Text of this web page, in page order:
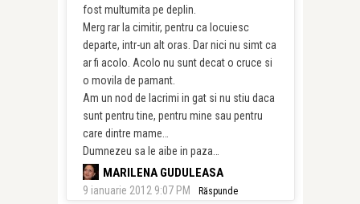
fost multumita pe deplin.
Merg rar la cimitir, pentru ca locuiesc
departe, intr-un alt oras. Dar nici nu simt ca
ar fi acolo. Acolo nu sunt decat o cruce si
o movila de pamant.
Am un nod de lacrimi in gat si nu stiu daca
sunt pentru tine, pentru mine sau pentru
care dintre mame…
Dumnezeu sa le aibe in paza…
MARILENA GUDULEASA
9 ianuarie 2012 9:07 PM Răspunde